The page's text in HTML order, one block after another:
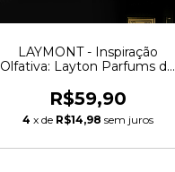
LAYMONT - Inspiração
Olfativa: Layton Parfums de
R$59,90
4 x de R$14,98 sem juros